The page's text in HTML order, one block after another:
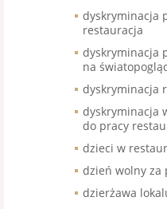
dyskryminacja
restauracja
dyskryminacja
na
dyskryminacja
dyskryminacja
do pracy
dzieci w
dzień wolny za
dzierżawa